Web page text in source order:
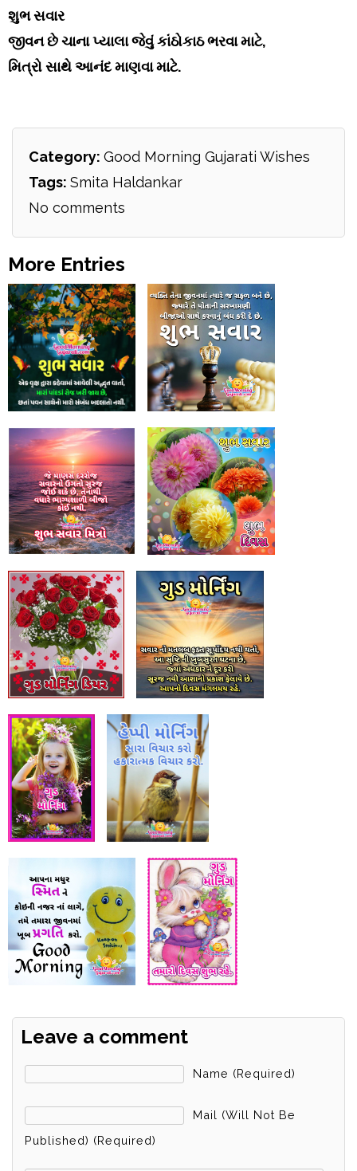
શુભ સવાર
જીવન છે ચાના પ્યાલા જેવું કાંઠોકાઠ ભરવા માટે,
મિત્રો સાથે આનંદ માણવા માટે.
Category: Good Morning Gujarati Wishes
Tags: Smita Haldankar
No comments
More Entries
Leave a comment
Name (required)
Mail (will Not Be
Published) (required)